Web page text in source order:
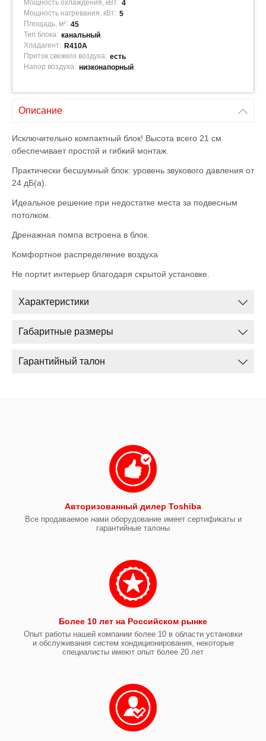
Мощность охлаждения, кВт: 4
Мощность нагревания, кВт: 5
Площадь, м²: 45
Тип блока: канальный
Хладагент: R410A
Приток свежего воздуха: есть
Напор воздуха: низконапорный
Описание
Исключительно компактный блок! Высота всего 21 см
обеспечивает простой и гибкий монтаж.
Практически бесшумный блок: уровень звукового давления от
24 дБ(а).
Идеальное решение при недостатке места за подвесным
потолком.
Дренажная помпа встроена в блок.
Комфортное распределение воздуха
Не портит интерьер благодаря скрытой установке.
Характеристики
Габаритные размеры
Гарантийный талон
Авторизованный дилер Toshiba
Все продаваемое нами оборудование имеет сертификаты и
гарантийные талоны
Более 10 лет на Российском рынке
Опыт работы нашей компании более 10 в области установки
и обслуживания систем кондиционирования, некоторые
специалисты имеют опыт более 20 лет